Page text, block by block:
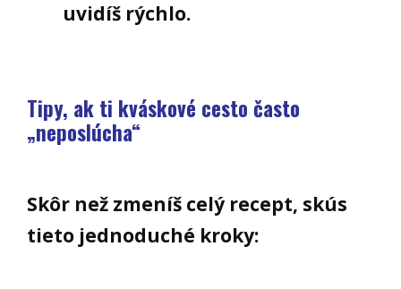
uvidíš rýchlo.
Tipy, ak ti kváskové cesto často
„neposlúcha“
Skôr než zmeníš celý recept, skús
tieto jednoduché kroky: